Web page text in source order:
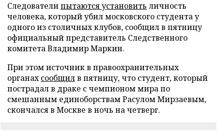
Следователипытаются установить личность
человека, который убил московского студента у
одного из столичных клубов, сообщил в пятницу
официальный представитель Следственного
комитета Владимир Маркин.
При этом источник в правоохранительных
органахсообщилв пятницу, что студент, который
пострадал в драке с чемпионом мира по
смешанным единоборствам Расулом Мирзаевым,
скончался в Москве в ночь на четверг.